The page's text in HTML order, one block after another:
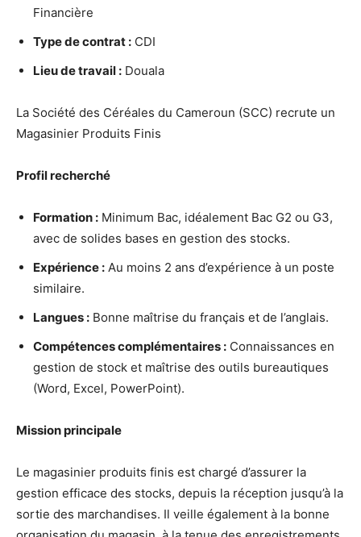
Financière
Type de contrat : CDI
Lieu de travail : Douala
La Société des Céréales du Cameroun (SCC) recrute un
Magasinier Produits Finis
Profil recherché
Formation : Minimum Bac, idéalement Bac G2 ou G3,
avec de solides bases en gestion des stocks.
Expérience : Au moins 2 ans d’expérience à un poste
similaire.
Langues : Bonne maîtrise du français et de l’anglais.
Compétences complémentaires : Connaissances en
gestion de stock et maîtrise des outils bureautiques
(Word, Excel, PowerPoint).
Mission principale
Le magasinier produits finis est chargé d’assurer la
gestion efficace des stocks, depuis la réception jusqu’à la
sortie des marchandises. Il veille également à la bonne